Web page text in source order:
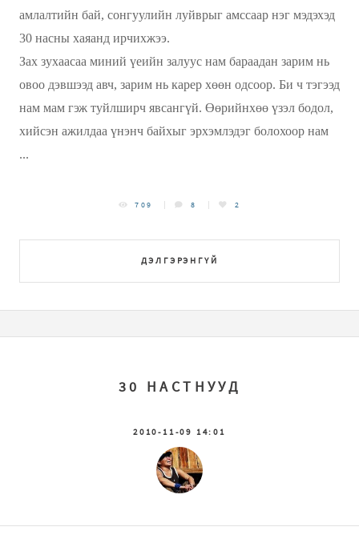
амлалтийн бай, сонгуулийн луйврыг амссаар нэг мэдэхэд
30 насны хаяанд ирчихжээ.
Зах зухаасаа миний үеийн залуус нам бараадан зарим нь
овоо дэвшээд авч, зарим нь карер хөөн одсоор. Би ч тэгээд
нам мам гэж туйлширч явсангүй. Өөрийнхөө үзэл бодол,
хийсэн ажилдаа үнэнч байхыг эрхэмлэдэг болохоор нам
...
ДЭЛГЭРЭНГҮЙ
709 8 2
30 НАСТНУУД
2010-11-09 14:01